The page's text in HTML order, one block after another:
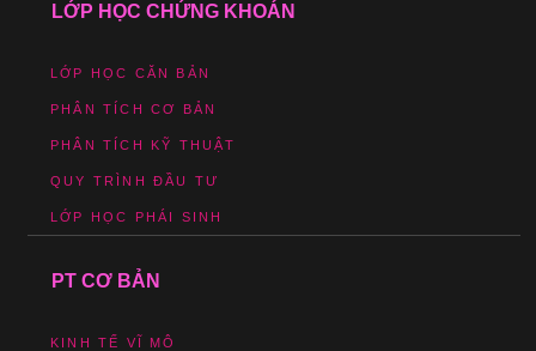
LỚP HỌC CHỨNG KHOÁN
LỚP HỌC CĂN BẢN
PHÂN TÍCH CƠ BẢN
PHÂN TÍCH KỸ THUẬT
QUY TRÌNH ĐẦU TƯ
LỚP HỌC PHÁI SINH
PT CƠ BẢN
KINH TẾ VĨ MÔ